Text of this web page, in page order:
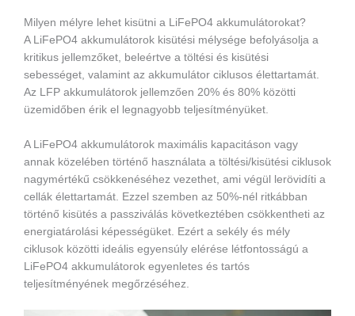
Milyen mélyre lehet kisütni a LiFePO4 akkumulátorokat?
A LiFePO4 akkumulátorok kisütési mélysége befolyásolja a
kritikus jellemzőket, beleértve a töltési és kisütési
sebességet, valamint az akkumulátor ciklusos élettartamát.
Az LFP akkumulátorok jellemzően 20% és 80% közötti
üzemidőben érik el legnagyobb teljesítményüket.
A LiFePO4 akkumulátorok maximális kapacitáson vagy
annak közelében történő használata a töltési/kisütési ciklusok
nagymértékű csökkenéséhez vezethet, ami végül lerövidíti a
cellák élettartamát. Ezzel szemben az 50%-nél ritkábban
történő kisütés a passziválás következtében csökkentheti az
energiatárolási képességüket. Ezért a sekély és mély
ciklusok közötti ideális egyensúly elérése létfontosságú a
LiFePO4 akkumulátorok egyenletes és tartós
teljesítményének megőrzéséhez.